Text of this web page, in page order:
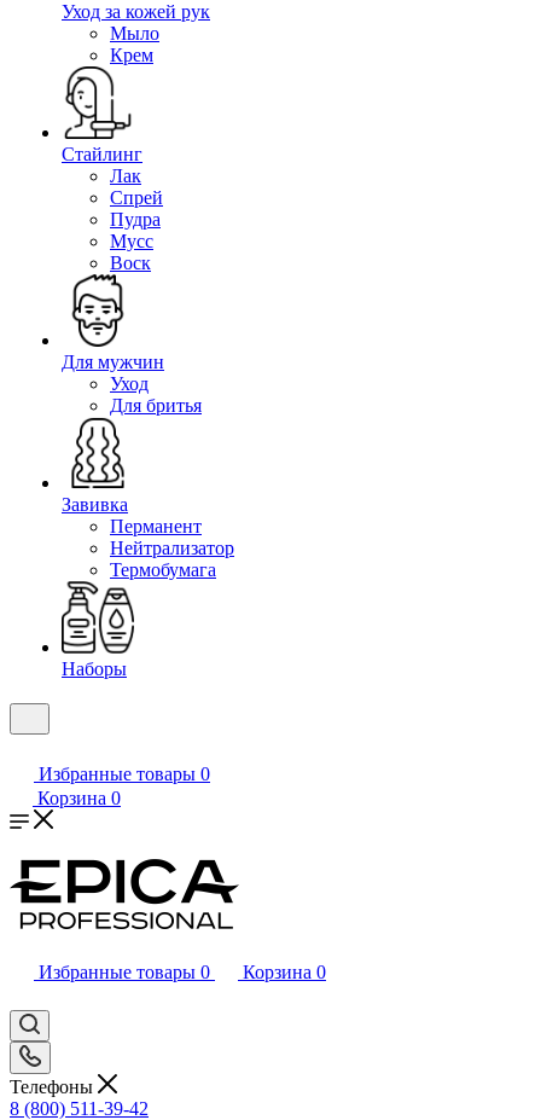
Уход за кожей рук
Мыло
Крем
Стайлинг
Лак
Спрей
Пудра
Мусс
Воск
Для мужчин
Уход
Для бритья
Завивка
Перманент
Нейтрализатор
Термобумага
Наборы
Избранные товары 0
Корзина 0
Избранные товары 0 Корзина 0
Телефоны
8 (800) 511-39-42